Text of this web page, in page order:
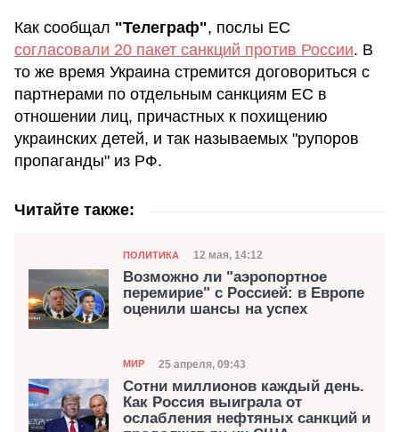
Как сообщал "Телеграф", послы ЕС
согласовали 20 пакет санкций против России. В
то же время Украина стремится договориться с
партнерами по отдельным санкциям ЕС в
отношении лиц, причастных к похищению
украинских детей, и так называемых "рупоров
пропаганды" из РФ.
Читайте также:
Категория
ПОЛИТИКА Дата публикации
12 мая, 14:12
Возможно ли "аэропортное
перемирие" с Россией: в Европе
оценили шансы на успех
Категория
МИР Дата публикации
25 апреля, 09:43
Сотни миллионов каждый день.
Как Россия выиграла от
ослабления нефтяных санкций и